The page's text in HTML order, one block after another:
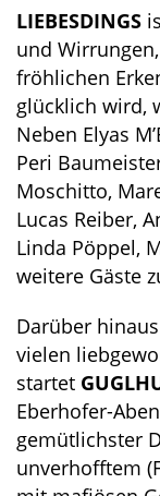
LIEBESDINGS
und
fröhlichen
glücklich wird,
Neben Elyas
Peri
Moschitto,
Lucas Reiber,
Linda Pöppel,
weitere Gäste
Darüber
vielen
startet
Eberhofer-
gemütlichster
unverhofftem